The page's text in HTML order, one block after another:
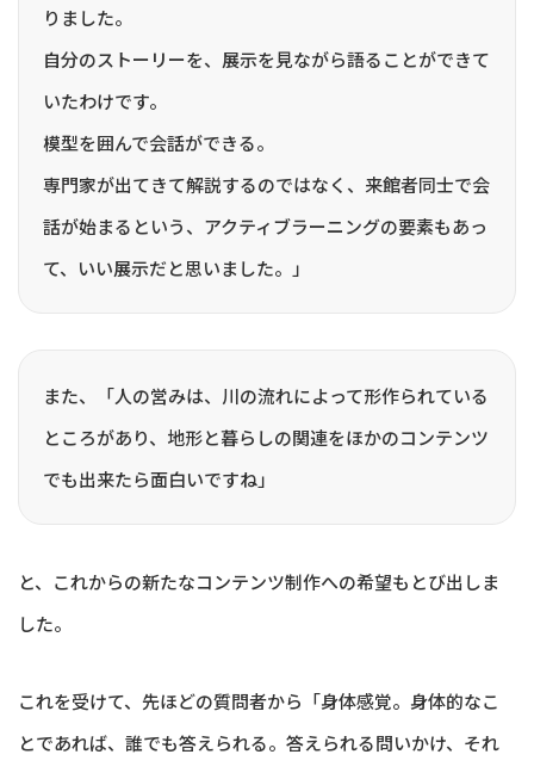
りました。
自分のストーリーを、展示を見ながら語ることができて
いたわけです。
模型を囲んで会話ができる。
専門家が出てきて解説するのではなく、来館者同士で会
話が始まるという、アクティブラーニングの要素もあっ
て、いい展示だと思いました。」
また、「人の営みは、川の流れによって形作られている
ところがあり、地形と暮らしの関連をほかのコンテンツ
でも出来たら面白いですね」
と、これからの新たなコンテンツ制作への希望もとび出しま
した。
これを受けて、先ほどの質問者から「身体感覚。身体的なこ
とであれば、誰でも答えられる。答えられる問いかけ、それ